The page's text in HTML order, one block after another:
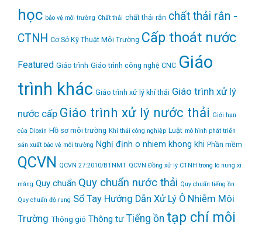
học bảo vệ môi trường Chất thải chất thải rắn chất thải rắn -
CTNH Cơ Sở Kỹ Thuật Môi Trường Cấp thoát nước
Featured Giáo trình Giáo trình công nghệ CNC Giáo
trình khác Giáo trình xử lý khí thải Giáo trình xử lý
nước cấp Giáo trình xử lý nước thải Giới hạn
của Dioxin Hồ sơ môi trường Khí thải công nghiệp Luật mô hình phát triển
sản xuất bảo vệ môi trường Nghị định o nhiem khong khi Phần mềm
QCVN QCVN 27:2010/BTNMT QCVN Đồng xử lý CTNH trong lò nung xi
măng Quy chuẩn Quy chuẩn nước thải Quy chuẩn tiếng ồn
Quy chuẩn độ rung Sổ Tay Hướng Dẫn Xử Lý Ô Nhiễm Môi
Trường Thông gió Thông tư Tiếng ồn tạp chí môi